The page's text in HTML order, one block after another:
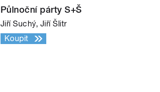
Půlnoční párty S+Š
Jiří Suchý, Jiří Šlitr
Koupit